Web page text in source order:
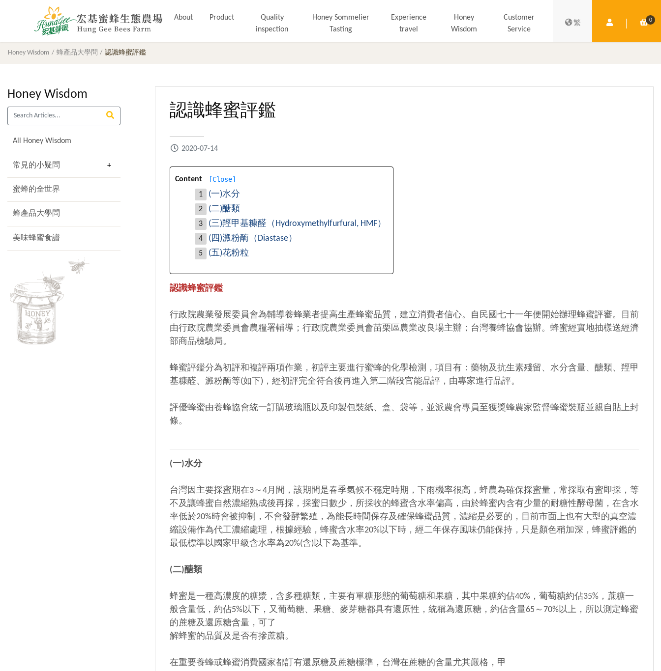
About Product
Quality
inspection
Honey Sommelier
Tasting
Experience
travel
Honey
Wisdom
Customer
Service
繁 Member Centre
0
Honey Wisdom 蜂產品大學問 認識蜂蜜評鑑
Honey Wisdom
All Honey Wisdom
常見的小疑問
蜜蜂的全世界
蜂產品大學問
美味蜂蜜食譜
認識蜂蜜評鑑
2020-07-14
Content [Close]
(一)水分
(二)醣類
(三)羥甲基糠醛（Hydroxymethylfurfural, HMF）
(四)澱粉酶（Diastase）
(五)花粉粒
認識蜂蜜評鑑
行政院農業發展委員會為輔導養蜂業者提高生產蜂蜜品質，建立消費者信心。自民國七十一年便開始辦理蜂蜜評審。目前
由行政院農業委員會農糧署輔導；行政院農業委員會苗栗區農業改良場主辦；台灣養蜂協會協辦。蜂蜜經實地抽樣送經濟
部商品檢驗局。
蜂蜜評鑑分為初評和複評兩項作業，初評主要進行蜜蜂的化學檢測，項目有：藥物及抗生素殘留、水分含量、醣類、羥甲
基糠醛、澱粉酶等(如下)，經初評完全符合後再進入第二階段官能品評，由專家進行品評。
評優蜂蜜由養蜂協會統一訂購玻璃瓶以及印製包裝紙、盒、袋等，並派農會專員至獲獎蜂農家監督蜂蜜裝瓶並親自貼上封
條。
(一)水分
台灣因主要採蜜期在3～4月間，該期間是春季氣候不穩定時期，下雨機率很高，蜂農為確保採蜜量，常採取有蜜即採，等
不及讓蜂蜜自然濃縮熟成後再採，採蜜日數少，所採收的蜂蜜含水率偏高，由於蜂蜜內含有少量的耐糖性酵母菌，在含水
率低於20%時會被抑制，不會發酵繁殖，為能長時間保存及確保蜂蜜品質，濃縮是必要的，目前市面上也有大型的真空濃
縮設備作為代工濃縮處理，根據經驗，蜂蜜含水率20%以下時，經二年保存風味仍能保持，只是顏色稍加深，蜂蜜評鑑的
最低標準以國家甲級含水率為20%(含)以下為基準。
(二)醣類
蜂蜜是一種高濃度的糖漿，含多種糖類，主要有單糖形態的葡萄糖和果糖，其中果糖約佔40%，葡萄糖約佔35%，蔗糖一
般含量低，約佔5%以下，又葡萄糖、果糖、麥芽糖都具有還原性，統稱為還原糖，約佔含量65～70%以上，所以測定蜂蜜
的蔗糖及還原糖含量，可了
解蜂蜜的品質及是否有摻蔗糖。
在重要養蜂或蜂蜜消費國家都訂有還原糖及蔗糖標準，台灣在蔗糖的含量尤其嚴格，甲